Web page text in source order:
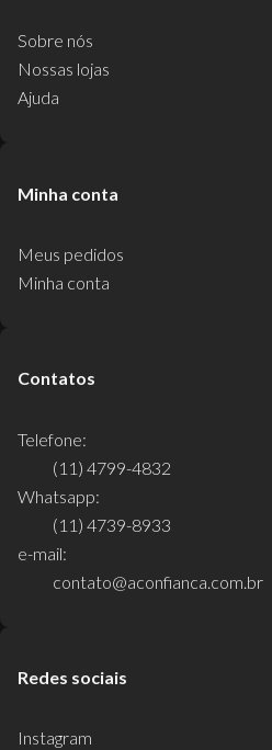
Sobre nós
Nossas lojas
Ajuda
Minha conta
Meus pedidos
Minha conta
Contatos
Telefone:
(11) 4799-4832
Whatsapp:
(11) 4739-8933
e-mail:
contato@aconfianca.com.br
Redes sociais
Instagram